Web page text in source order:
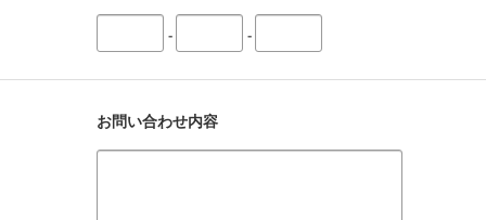
- -
お問い合わせ内容